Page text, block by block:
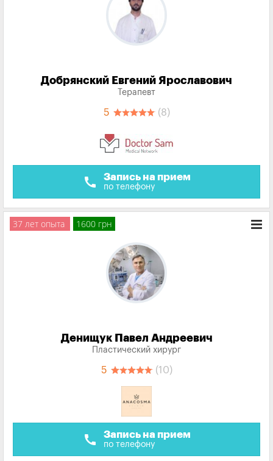
Добрянский Евгений Ярославович
Терапевт
5 (8)
call Запись на прием
по телефону
37 лет опыта 1600 грн
Денищук Павел Андреевич
Пластический хирург
5 (10)
call Запись на прием
по телефону